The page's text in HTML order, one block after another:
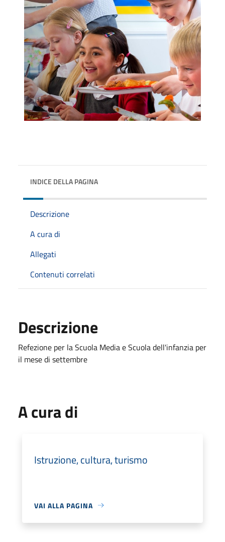
INDICE DELLA PAGINA
Descrizione
A cura di
Allegati
Contenuti correlati
Descrizione
Refezione per la Scuola Media e Scuola dell'infanzia per
il mese di settembre
A cura di
Istruzione, cultura, turismo
VAI ALLA PAGINA